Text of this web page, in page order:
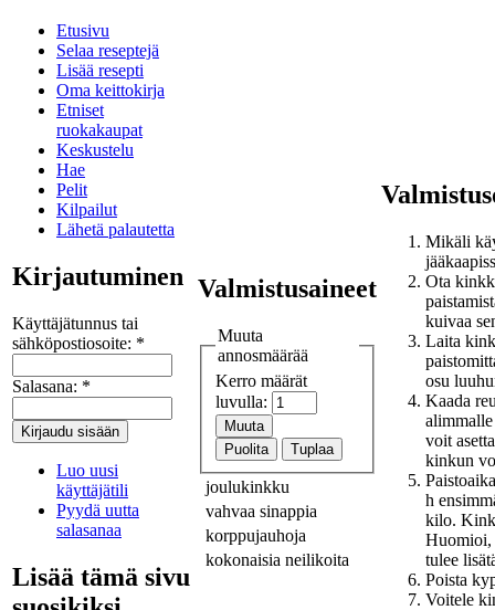
Etusivu
Selaa reseptejä
Lisää resepti
Oma keittokirja
Etniset
ruokakaupat
Keskustelu
Hae
Pelit
Kilpailut
Lähetä palautetta
Kirjautuminen
Käyttäjätunnus tai
sähköpostiosoite: *
Salasana: *
Luo uusi
käyttäjätili
Pyydä uutta
salasanaa
Lisää tämä sivu
Valmistusaineet
Muuta
annosmäärää
Kerro määrät
luvulla:
joulukinkku
vahvaa sinappia
korppujauhoja
kokonaisia neilikoita
Mikäli
Ota
kuivaa
Laita
osu
Kaada
voit
kinkun
h
kilo.
Huomioi,
tulee
Poista
Voitele